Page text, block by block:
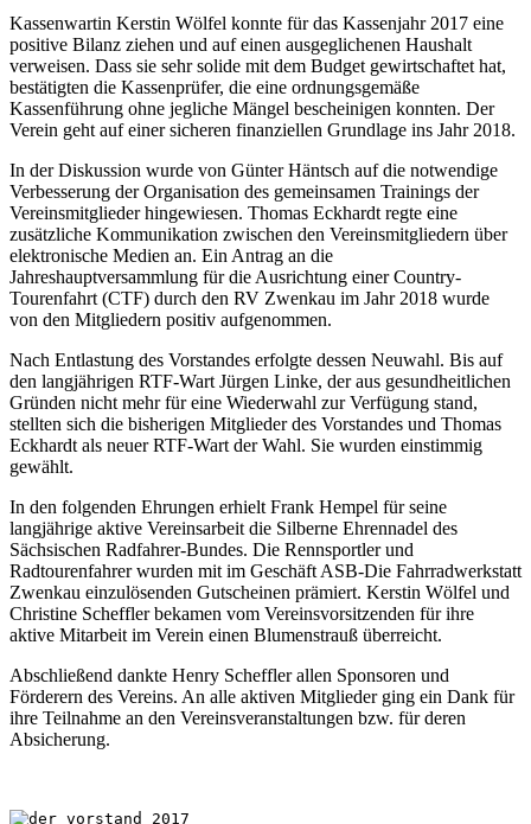
Kassenwartin Kerstin Wölfel konnte für das Kassenjahr 2017 eine
positive Bilanz ziehen und auf einen ausgeglichenen Haushalt
verweisen. Dass sie sehr solide mit dem Budget gewirtschaftet hat,
bestätigten die Kassenprüfer, die eine ordnungsgemäße
Kassenführung ohne jegliche Mängel bescheinigen konnten. Der
Verein geht auf einer sicheren finanziellen Grundlage ins Jahr 2018.
In der Diskussion wurde von Günter Häntsch auf die notwendige
Verbesserung der Organisation des gemeinsamen Trainings der
Vereinsmitglieder hingewiesen. Thomas Eckhardt regte eine
zusätzliche Kommunikation zwischen den Vereinsmitgliedern über
elektronische Medien an. Ein Antrag an die
Jahreshauptversammlung für die Ausrichtung einer Country-
Tourenfahrt (CTF) durch den RV Zwenkau im Jahr 2018 wurde
von den Mitgliedern positiv aufgenommen.
Nach Entlastung des Vorstandes erfolgte dessen Neuwahl. Bis auf
den langjährigen RTF-Wart Jürgen Linke, der aus gesundheitlichen
Gründen nicht mehr für eine Wiederwahl zur Verfügung stand,
stellten sich die bisherigen Mitglieder des Vorstandes und Thomas
Eckhardt als neuer RTF-Wart der Wahl. Sie wurden einstimmig
gewählt.
In den folgenden Ehrungen erhielt Frank Hempel für seine
langjährige aktive Vereinsarbeit die Silberne Ehrennadel des
Sächsischen Radfahrer-Bundes. Die Rennsportler und
Radtourenfahrer wurden mit im Geschäft ASB-Die Fahrradwerkstatt
Zwenkau einzulösenden Gutscheinen prämiert. Kerstin Wölfel und
Christine Scheffler bekamen vom Vereinsvorsitzenden für ihre
aktive Mitarbeit im Verein einen Blumenstrauß überreicht.
Abschließend dankte Henry Scheffler allen Sponsoren und
Förderern des Vereins. An alle aktiven Mitglieder ging ein Dank für
ihre Teilnahme an den Vereinsveranstaltungen bzw. für deren
Absicherung.